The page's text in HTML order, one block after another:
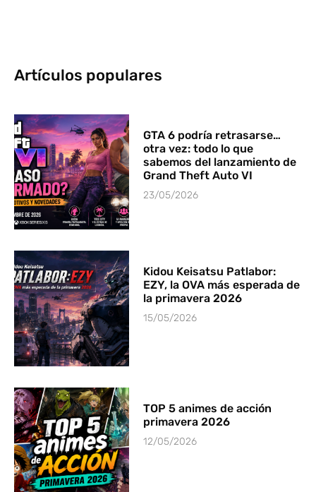
Artículos populares
GTA 6 podría retrasarse…
otra vez: todo lo que
sabemos del lanzamiento de
Grand Theft Auto VI
23/05/2026
Kidou Keisatsu Patlabor:
EZY, la OVA más esperada de
la primavera 2026
15/05/2026
TOP 5 animes de acción
primavera 2026
12/05/2026